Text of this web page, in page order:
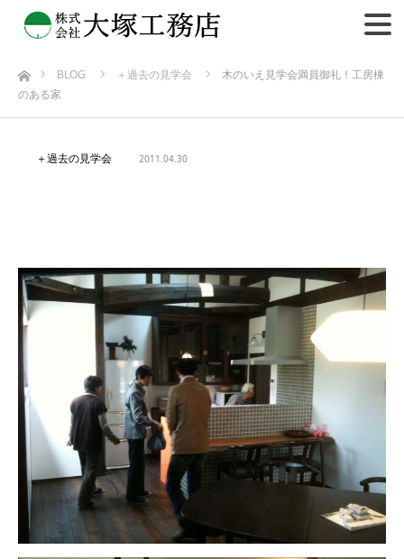
ホームBLOG ＋過去の見学会
木のいえ見学会満員御礼！工房棟
のある家
＋過去の見学会 2011.04.30